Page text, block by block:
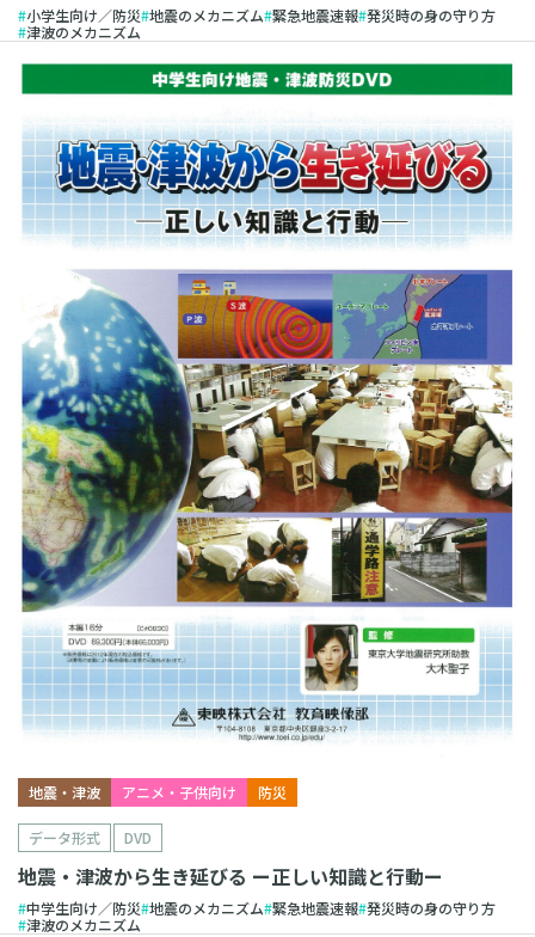
小学生向け／防災 地震のメカニズム 緊急地震速報 発災時の身の守り方
津波のメカニズム
地震・津波 アニメ・子供向け 防災
データ形式 DVD
地震・津波から生き延びる ー正しい知識と行動ー
中学生向け／防災 地震のメカニズム 緊急地震速報 発災時の身の守り方
津波のメカニズム